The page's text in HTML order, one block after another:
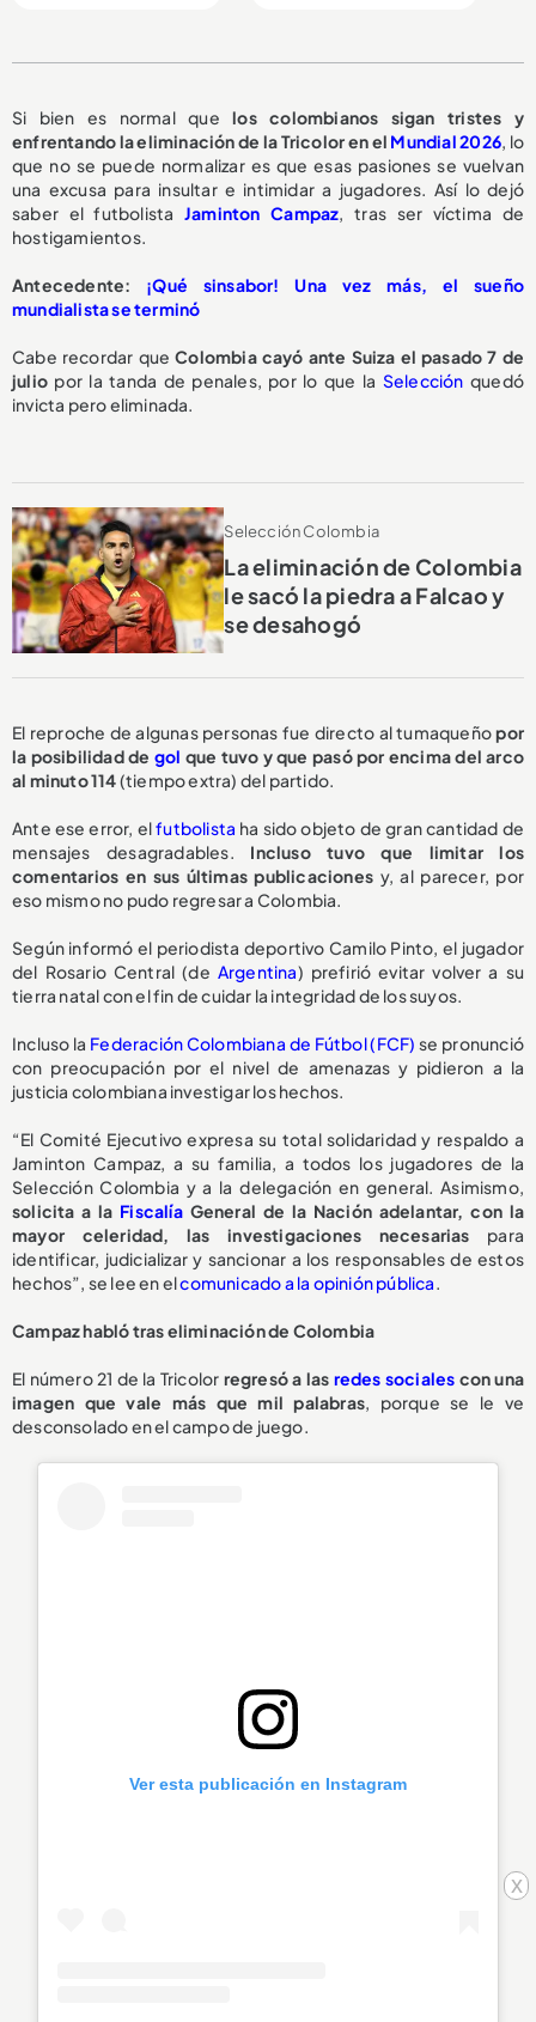
x
Si bien es normal que los colombianos sigan tristes y
enfrentando la eliminación de la Tricolor en el Mundial 2026, lo
que no se puede normalizar es que esas pasiones se vuelvan
una excusa para insultar e intimidar a jugadores. Así lo dejó
saber el futbolistaJaminton Campaz, tras ser víctima de
hostigamientos.
Antecedente: ¡Qué sinsabor! Una vez más, el sueño
mundialista se terminó
Cabe recordar que Colombia cayó ante Suiza el pasado 7 de
julio por la tanda de penales, por lo que la Selección quedó
invicta pero eliminada.
Selección Colombia
La eliminación de Colombia
le sacó la piedra a Falcao y
se desahogó
El reproche de algunas personas fue directo al tumaqueñopor
la posibilidad de gol que tuvo y que pasó por encima del arco
al minuto 114(tiempo extra) del partido.
Ante ese error, elfutbolista ha sido objeto de gran cantidad de
mensajes desagradables. Incluso tuvo que limitar los
comentarios en sus últimas publicaciones y, al parecer, por
eso mismo no pudo regresar a Colombia.
Según informó el periodista deportivo Camilo Pinto, el jugador
del Rosario Central (de Argentina) prefirió evitar volver a su
tierra natal con el fin de cuidar la integridad de los suyos.
Incluso la Federación Colombiana de Fútbol (FCF) se pronunció
con preocupación por el nivel de amenazas y pidieron a la
justicia colombiana investigar los hechos.
“El Comité Ejecutivo expresa su total solidaridad y respaldo a
Jaminton Campaz, a su familia, a todos los jugadores de la
Selección Colombia y a la delegación en general. Asimismo,
solicita a la FiscalíaGeneral de la Nación adelantar, con la
mayor celeridad, las investigaciones necesarias para
identificar, judicializar y sancionar a los responsables de estos
hechos”, se lee en elcomunicado a la opinión pública.
Campaz habló tras eliminación de Colombia
El número 21 de la Tricolor regresó a las redes sociales con una
imagen que vale más que mil palabras, porque se le ve
desconsolado en el campo de juego.
Ver esta publicación en Instagram